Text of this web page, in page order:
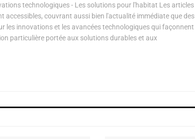
technologiques - Les solutions pour l'habitat Les articles
couvrant aussi bien l'actualité immédiate que des
les innovations et les avancées technologiques qui façonnent
particulière portée aux solutions durables et aux